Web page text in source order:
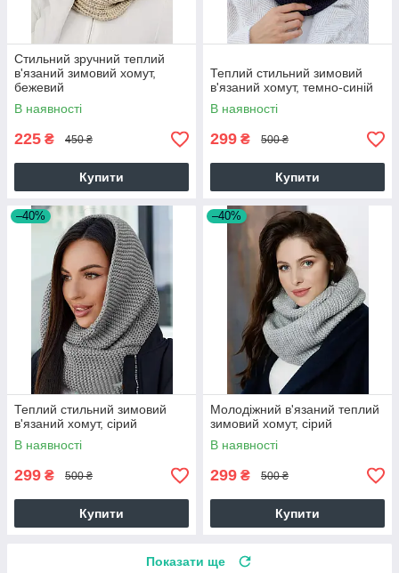
Стильний зручний теплий
в'язаний зимовий хомут,
бежевий
В наявності
225 ₴ 450 ₴
Купити
Теплий стильний зимовий
в'язаний хомут, темно-синій
В наявності
299 ₴ 500 ₴
Купити
–40%
Теплий стильний зимовий
в'язаний хомут, сірий
В наявності
299 ₴ 500 ₴
Купити
–40%
Молодіжний в'язаний теплий
зимовий хомут, сірий
В наявності
299 ₴ 500 ₴
Купити
Показати ще